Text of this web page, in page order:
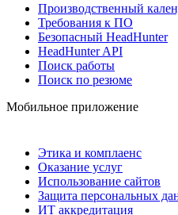
Производственный
Требования к ПО
Безопасный HeadHunter
HeadHunter API
Поиск работы
Поиск по резюме
Мобильное приложение
Этика и комплаенс
Оказание услуг
Использование сайтов
Защита персональных
ИТ аккредитация